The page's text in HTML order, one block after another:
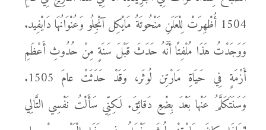
1504 أُظْهِرَتْ لِلْعَلَنِ مَنْحُوتَةُ مَايْكِل آنْجِلُو وَعُنْوَانُهَا دَايْفِيد.
وَوَجَدْتُ هَذَا مُلْفِتًا أَنَّهُ حَدَثَ قَبْلَ سَنَةٍ مِنْ حُدُوثِ أَعْظَمِ
أَزْمَةٍ فِي حَيَاةِ مَارْتِن لُوثَر، وَقَدْ حَدَثَتْ عامَ 1505.
وَسَنَتَكَلَّمُ عَنْها بَعْدَ بِضْعِ دَقائِقَ. لَكِنِّي سَأَلْتُ نَفْسِي التَّالِي